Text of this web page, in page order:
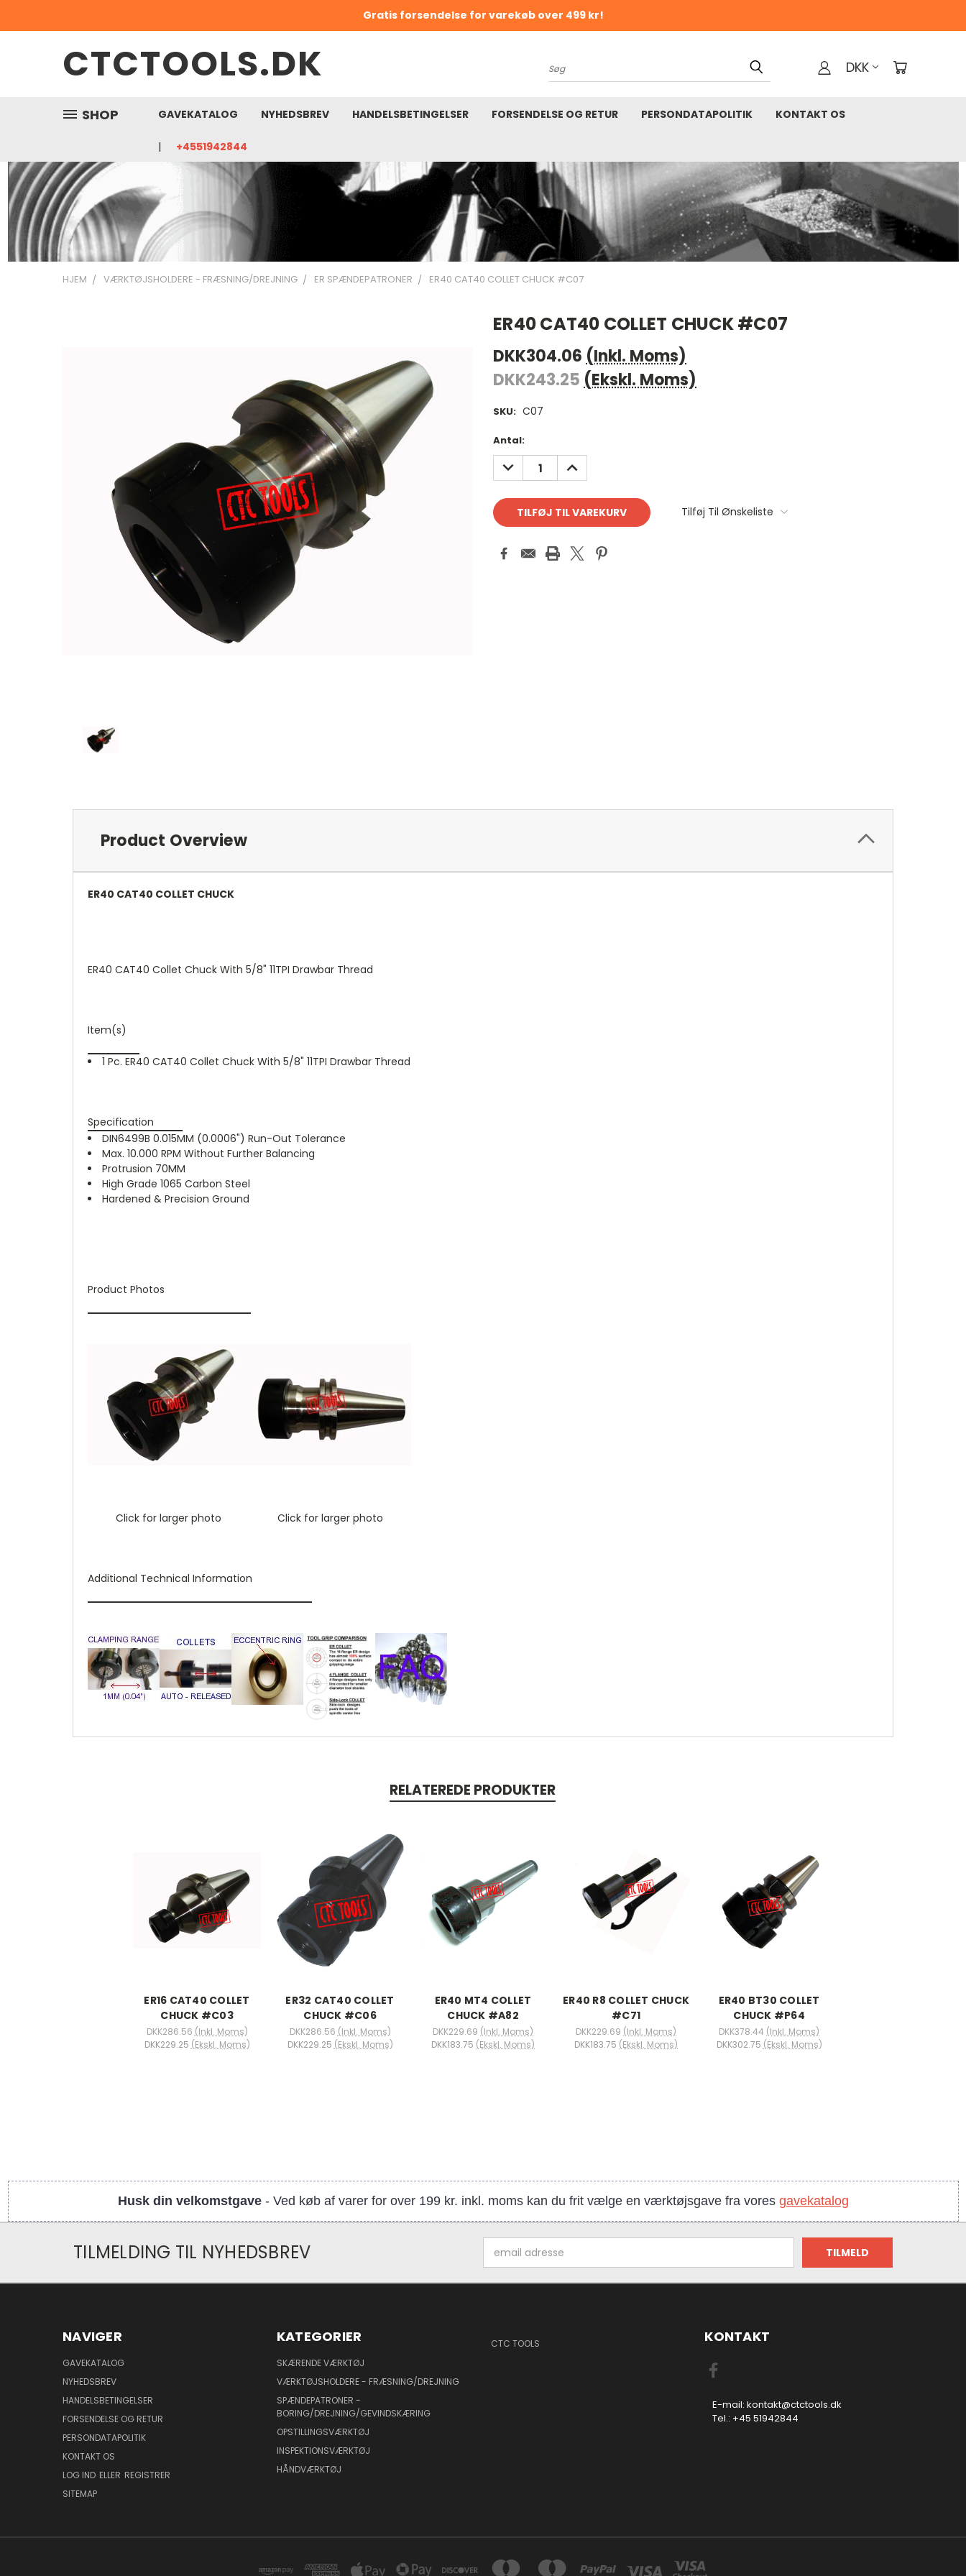
Gratis forsendelse for varekøb over 499 kr!
CTCTOOLS.DK Søg DKK
SHOP GAVEKATALOG NYHEDSBREV HANDELSBETINGELSER FORSENDELSE OG RETUR PERSONDATAPOLITIK KONTAKT OS
+4551942844
HJEM VÆRKTØJSHOLDERE - FRÆSNING/DREJNING ER SPÆNDEPATRONER ER40 CAT40 COLLET CHUCK #C07
ER40 CAT40 COLLET CHUCK #C07
DKK304.06 (Inkl. Moms)
DKK243.25 (Ekskl. Moms)
SKU: C07
Antal
på
lager:
Antal:
REDUCER
ANTAL:
FORØG
ANTAL:
Tilføj Til Ønskeliste
Product Overview
ER40 CAT40 COLLET CHUCK
ER40 CAT40 Collet Chuck With 5/8" 11TPI Drawbar Thread
Item(s)
1 Pc. ER40 CAT40 Collet Chuck With 5/8" 11TPI Drawbar Thread
Specification
DIN6499B 0.015MM (0.0006") Run-Out Tolerance
Max. 10.000 RPM Without Further Balancing
Protrusion 70MM
High Grade 1065 Carbon Steel
Hardened & Precision Ground
Product Photos
Click for larger photo Click for larger photo
Additional Technical Information
RELATEREDE PRODUKTER
ER16 CAT40 COLLET
CHUCK #C03
DKK286.56 (Inkl. Moms)
DKK229.25 (Ekskl. Moms)
ER32 CAT40 COLLET
CHUCK #C06
DKK286.56 (Inkl. Moms)
DKK229.25 (Ekskl. Moms)
ER40 MT4 COLLET
CHUCK #A82
DKK229.69 (Inkl. Moms)
DKK183.75 (Ekskl. Moms)
ER40 R8 COLLET CHUCK
#C71
DKK229.69 (Inkl. Moms)
DKK183.75 (Ekskl. Moms)
ER40 BT30 COLLET
CHUCK #P64
DKK378.44 (Inkl. Moms)
DKK302.75 (Ekskl. Moms)
Husk din velkomstgave- Ved køb af varer for over 199 kr. inkl. moms kan du frit vælge en værktøjsgave fra vores gavekatalog
TILMELDING TIL NYHEDSBREV
adresse
NAVIGER
GAVEKATALOG
NYHEDSBREV
HANDELSBETINGELSER
FORSENDELSE OG RETUR
PERSONDATAPOLITIK
KONTAKT OS
LOG IND ELLER REGISTRER
SITEMAP
KATEGORIER
SKÆRENDE VÆRKTØJ
VÆRKTØJSHOLDERE - FRÆSNING/DREJNING
SPÆNDEPATRONER -
BORING/DREJNING/GEVINDSKÆRING
OPSTILLINGSVÆRKTØJ
INSPEKTIONSVÆRKTØJ
HÅNDVÆRKTØJ
CTC TOOLS KONTAKT
E-mail: kontakt@ctctools.dk
Tel.: +45 51942844